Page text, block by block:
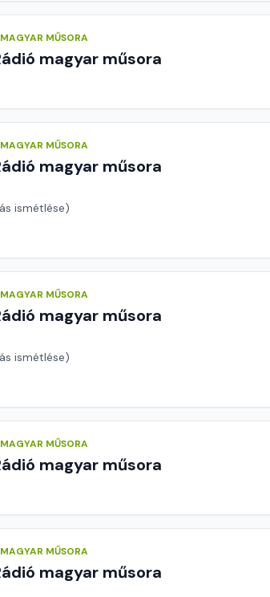
MŰSORA
magyar műsora
MŰSORA
magyar műsora
ismétlése)
MŰSORA
magyar műsora
ismétlése)
MŰSORA
magyar műsora
MŰSORA
magyar műsora